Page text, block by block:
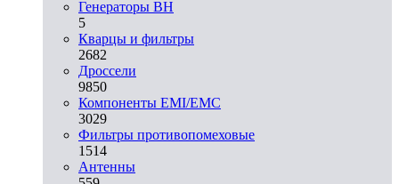
Генераторы ВН
5
Кварцы и фильтры
2682
Дроссели
9850
Компоненты EMI/EMC
3029
Фильтры противопомеховые
1514
Антенны